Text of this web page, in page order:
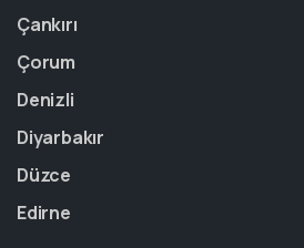
Çankırı
Çorum
Denizli
Diyarbakır
Düzce
Edirne